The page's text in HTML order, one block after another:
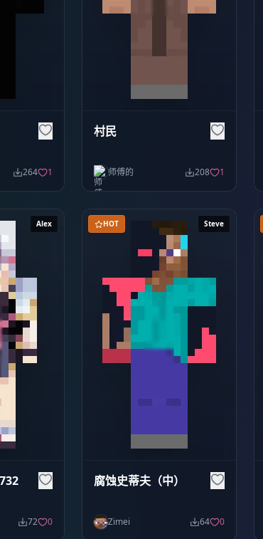
264 1
村民
师傅的 208 1
Alex
72 0
Steve
HOT
腐蚀史蒂夫（中）
Zimei 64 0